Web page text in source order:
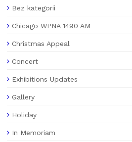
Bez kategorii
Chicago WPNA 1490 AM
Christmas Appeal
Concert
Exhibitions Updates
Gallery
Holiday
In Memoriam